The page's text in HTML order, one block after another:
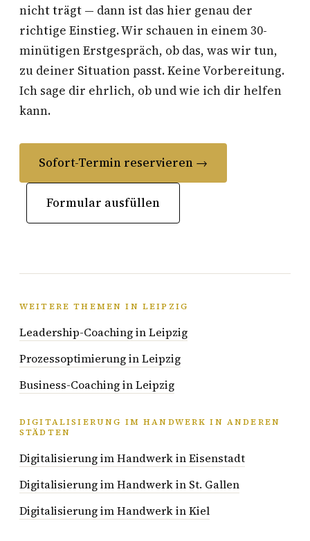
nicht trägt — dann ist das hier genau der
richtige Einstieg. Wir schauen in einem 30-
minütigen Erstgespräch, ob das, was wir tun,
zu deiner Situation passt. Keine Vorbereitung.
Ich sage dir ehrlich, ob und wie ich dir helfen
kann.
Sofort-Termin reservieren →
Formular ausfüllen
WEITERE THEMEN IN LEIPZIG
Leadership-Coaching in Leipzig
Prozessoptimierung in Leipzig
Business-Coaching in Leipzig
DIGITALISIERUNG IM HANDWERK IN ANDEREN
STÄDTEN
Digitalisierung im Handwerk in Eisenstadt
Digitalisierung im Handwerk in St. Gallen
Digitalisierung im Handwerk in Kiel